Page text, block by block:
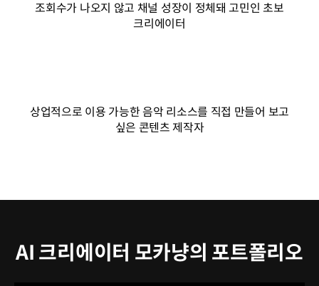
조회수가 나오지 않고 채널 성장이 정체돼 고민인 초보
크리에이터
상업적으로 이용 가능한 음악 리소스를 직접 만들어 보고
싶은 콘텐츠 제작자
AI 크리에이터 모카냥의 포트폴리오